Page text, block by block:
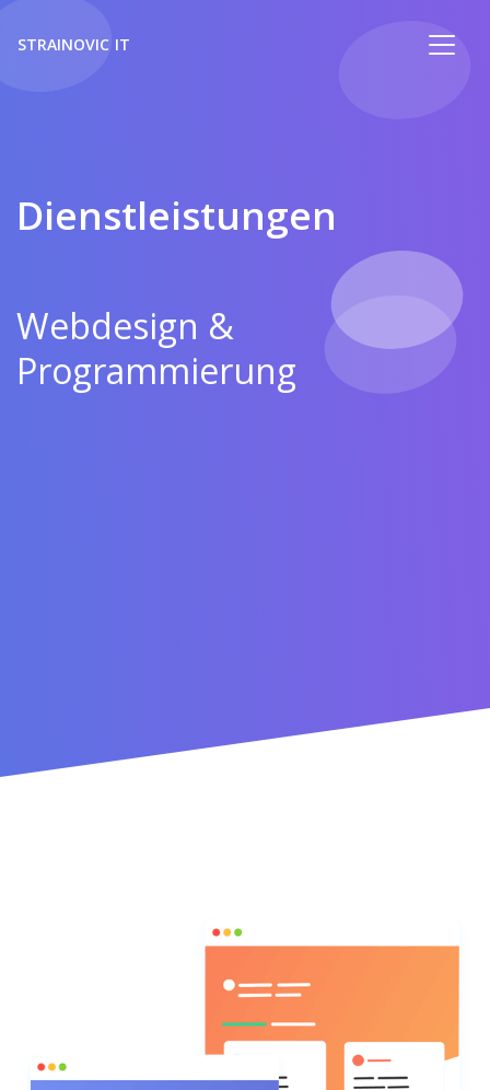
STRAINOVIC IT
Dienstleistungen
Webdesign &
Programmierung